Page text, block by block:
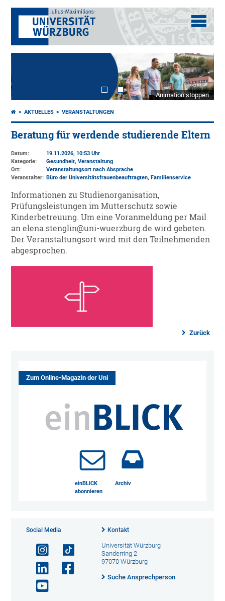
Animation stoppen
AKTUELLES VERANSTALTUNGEN
Beratung für werdende studierende Eltern
Datum:
19.11.2026, 10:53 Uhr
Kategorie:
Gesundheit, Veranstaltung
Ort:
Veranstaltungsort nach Absprache
Veranstalter: Büro der Universitätsfrauenbeauftragten, Familienservice
Informationen zu Studienorganisation,
Prüfungsleistungen im Mutterschutz sowie
Kinderbetreuung. Um eine Voranmeldung per Mail
an elena.stenglin@uni-wuerzburg.de wird gebeten.
Der Veranstaltungsort wird mit den Teilnehmenden
abgesprochen.
Zurück
Zum Online-Magazin der Uni
einBLICK
abonnieren
Archiv
Social Media Kontakt
Universität Würzburg
Sanderring 2
97070 Würzburg
Suche Ansprechperson